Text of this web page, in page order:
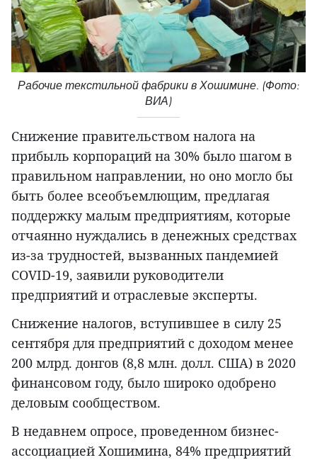
Рабочие текстильной фабрики в Хошимине. (Фото:
ВИА)
Снижение правительством налога на
прибыль корпораций на 30% было шагом в
правильном направлении, но оно могло бы
быть более всеобъемлющим, предлагая
поддержку малым предприятиям, которые
отчаянно нуждались в денежных средствах
из-за трудностей, вызванных пандемией
COVID-19, заявили руководители
предприятий и отраслевые эксперты.
Снижение налогов, вступившее в силу 25
сентября для предприятий с доходом менее
200 млрд. донгов (8,8 млн. долл. США) в 2020
финансовом году, было широко одобрено
деловым сообществом.
В недавнем опросе, проведенном бизнес-
ассоциацией Хошимина, 84% предприятий